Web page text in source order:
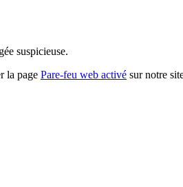
suspicieuse.
la page Pare-feu web activé sur notre